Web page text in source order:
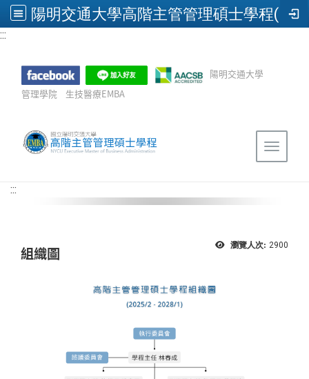
陽明交通大學高階主管管理碩士學程(EMBA)
:::
陽明交通大學
管理學院
生技醫療EMBA
Toggle
:::
瀏覽人次: 2900
組織圖